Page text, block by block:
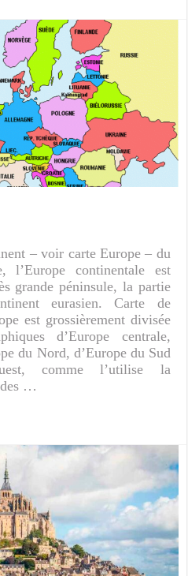
– voir carte Europe – du
l’Europe continentale est
grande péninsule, la partie
eurasien. Carte de
est grossièrement divisée
d’Europe centrale,
du Nord, d’Europe du Sud
comme l’utilise la
des …